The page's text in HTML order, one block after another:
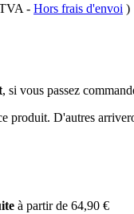
- Hors frais d'envoi )
, si vous passez
produit. D'autres
à partir de 64,90 €